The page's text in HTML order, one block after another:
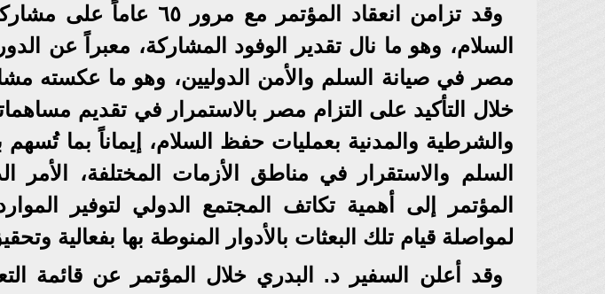
وقد تزامن انعقاد المؤتمر
السلام، وهو ما نال تقدير الوفود المشاركة، معبراً عن
مصر في صيانة السلم والأمن الدوليين، وهو ما عكسته
خلال التأكيد على التزام مصر بالاستمرار في تقديم
والشرطية والمدنية بعمليات حفظ السلام، إيماناً بما
السلم والاستقرار في مناطق الأزمات المختلفة،
المؤتمر إلى أهمية تكاتف المجتمع الدولي لتوفير
لمواصلة قيام تلك البعثات بالأدوار المنوطة بها بفعالية
وقد أعلن السفير د. البدري خلال المؤتمر عن قائمة